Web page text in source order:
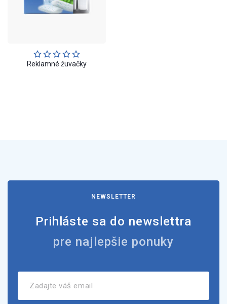
Reklamné žuvačky
NEWSLETTER
Prihláste sa do newslettra
pre najlepšie ponuky